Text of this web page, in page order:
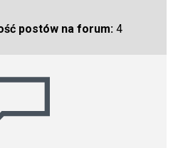
postów na forum:4